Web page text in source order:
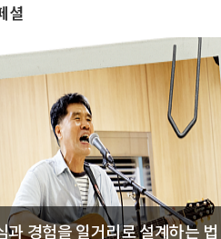
셜
과 경험을 일거리로 설계하는 법